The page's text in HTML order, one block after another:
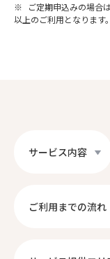
※
ご定期申込みの場合
以上のご利用となります。
サービス内容
ご利用までの流れ